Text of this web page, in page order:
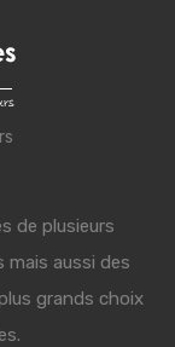
de plusieurs
mais aussi des
grands choix